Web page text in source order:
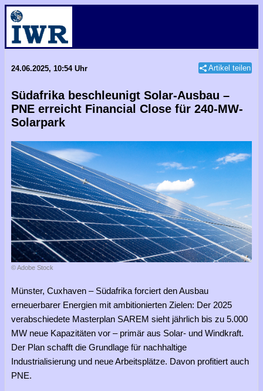
24.06.2025, 10:54 Uhr Artikel teilen
Südafrika beschleunigt Solar-Ausbau –
PNE erreicht Financial Close für 240-MW-
Solarpark
© Adobe Stock
Münster, Cuxhaven – Südafrika forciert den Ausbau
erneuerbarer Energien mit ambitionierten Zielen: Der 2025
verabschiedete Masterplan SAREM sieht jährlich bis zu 5.000
MW neue Kapazitäten vor – primär aus Solar- und Windkraft.
Der Plan schafft die Grundlage für nachhaltige
Industrialisierung und neue Arbeitsplätze. Davon profitiert auch
PNE.